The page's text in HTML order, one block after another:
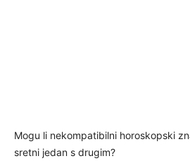
Mogu li nekompatibilni horoskopski
sretni jedan s drugim?